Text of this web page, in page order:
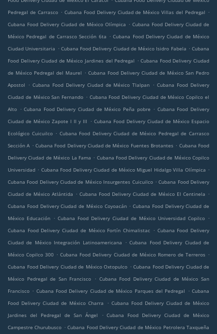
Pedregal de Carrasco . Cubana Food Delivery Ciudad de México Villas del Pedregal .
Cubana Food Delivery Ciudad de México Olímpica . Cubana Food Delivery Ciudad de
México Pedregal de Carrasco Sección 6ta . Cubana Food Delivery Ciudad de México
Ciudad Universitaria . Cubana Food Delivery Ciudad de México Isidro Fabela . Cubana
Food Delivery Ciudad de México Jardines del Pedregal . Cubana Food Delivery Ciudad
de México Pedregal del Maurel . Cubana Food Delivery Ciudad de México San Pedro
Apostol
. Cubana Food Delivery Ciudad de México Tlalpan . Cubana Food Delivery
Ciudad de México San Fernando . Cubana Food Delivery Ciudad de México Copilco el
Alto . Cubana Food Delivery Ciudad de México Peña pobre . Cubana Food Delivery
Ciudad de México Zapote I II y III
. Cubana Food Delivery Ciudad de México Espacio
Ecológico Cuicuilco . Cubana Food Delivery Ciudad de México Pedregal de Carrasco
Sección A . Cubana Food Delivery Ciudad de México Fuentes Brotantes . Cubana Food
Delivery Ciudad de México La Fama . Cubana Food Delivery Ciudad de México Copilco
Universidad . Cubana Food Delivery Ciudad de México Miguel Hidalgo Villa Olímpica .
Cubana Food Delivery Ciudad de México Insurgentes Cuicuilco . Cubana Food Delivery
Ciudad de México Atlántida . Cubana Food Delivery Ciudad de México El Centinela .
Cubana Food Delivery Ciudad de México Coyoacán . Cubana Food Delivery Ciudad de
México Educación . Cubana Food Delivery Ciudad de México Universidad Copilco .
Cubana Food Delivery Ciudad de México Fortín Chimalistac . Cubana Food Delivery
Ciudad de México Integración Latinoamericana
. Cubana Food Delivery Ciudad de
México Copilco 300 . Cubana Food Delivery Ciudad de México Romero de Terreros .
Cubana Food Delivery Ciudad de México Oxtopulco . Cubana Food Delivery Ciudad de
México Pedregal de San Francisco
. Cubana Food Delivery Ciudad de México San
Francisco . Cubana Food Delivery Ciudad de México Parques del Pedregal . Cubana
Food Delivery Ciudad de México Charra
. Cubana Food Delivery Ciudad de México
Jardines del Pedregal de San Ángel
. Cubana Food Delivery Ciudad de México
Campestre Churubusco . Cubana Food Delivery Ciudad de México Petrolera Taxqueña